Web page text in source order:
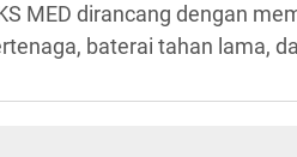
MED dirancang dengan
baterai tahan lama,